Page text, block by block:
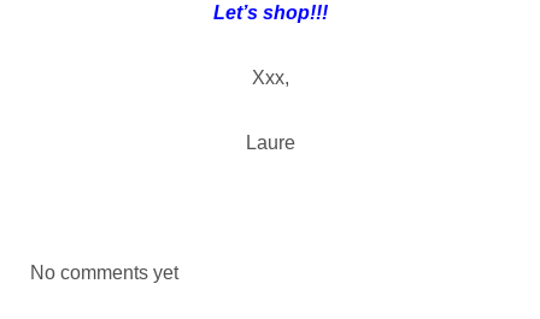
Let’s shop!!!
Xxx,
Laure
No comments yet